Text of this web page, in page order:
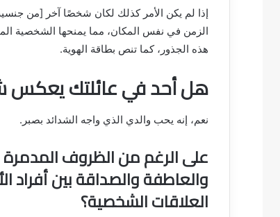
إذا لم يكن الأمر كذلك لكان شخصًا آخر [من
الزمن في نفس المكان، مما يمنحها الشخصية
هذه الجذور، كما تنص بطاقة الهوية.
هل أحد في عائلتك يعكس
نعم، إنه يحب والدي الذي واجه الشدائد بصبر.
على الرغم من الظروف المدمرة
والعاطفة والصداقة بين
العلاقات الشخصية؟